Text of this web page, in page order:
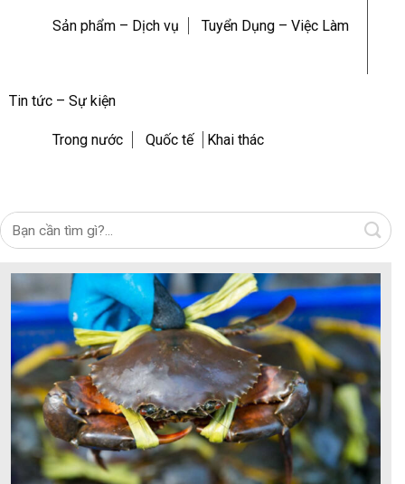
Sản phẩm – Dịch vụ Tuyển Dụng – Việc Làm
Tin tức – Sự kiện
Trong nước Quốc tế Khai thác